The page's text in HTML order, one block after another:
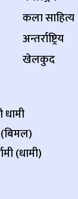
कला साहित्य
अन्तर्राष्ट्रिय
खेलकुद
धामी
(धामी)